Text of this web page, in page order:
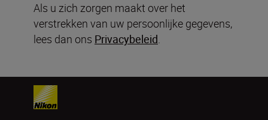
Als u zich zorgen maakt over het
verstrekken van uw persoonlijke gegevens,
lees dan ons Privacybeleid.